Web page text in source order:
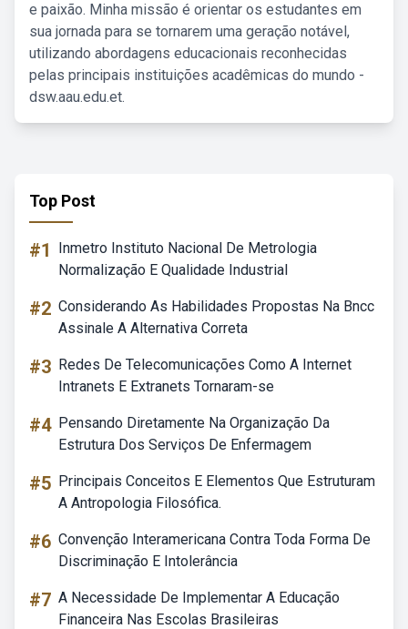
e paixão. Minha missão é orientar os estudantes em
sua jornada para se tornarem uma geração notável,
utilizando abordagens educacionais reconhecidas
pelas principais instituições acadêmicas do mundo -
dsw.aau.edu.et.
Top Post
#1
Inmetro Instituto Nacional De Metrologia
Normalização E Qualidade Industrial
#2 Considerando As Habilidades Propostas Na Bncc
Assinale A Alternativa Correta
#3 Redes De Telecomunicações Como A Internet
Intranets E Extranets Tornaram-se
#4 Pensando Diretamente Na Organização Da
Estrutura Dos Serviços De Enfermagem
#5 Principais Conceitos E Elementos Que Estruturam
A Antropologia Filosófica.
#6 Convenção Interamericana Contra Toda Forma De
Discriminação E Intolerância
#7 A Necessidade De Implementar A Educação
Financeira Nas Escolas Brasileiras